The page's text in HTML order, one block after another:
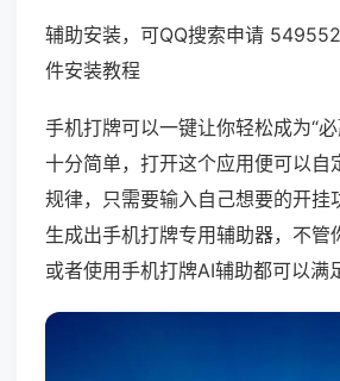
辅助安装，可QQ搜索申请
件安装教程
手机打牌可以一键让你轻松成为“
十分简单，打开这个应用便可以自
规律，只需要输入自己想要的开挂
生成出手机打牌专用辅助器，不管
或者使用手机打牌AI辅助都可以满